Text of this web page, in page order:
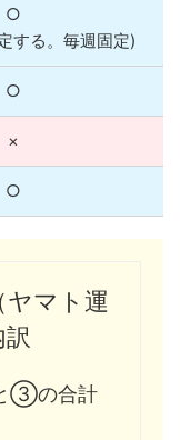
○
する。毎週固定)
○
×
○
ヤマト運
の合計